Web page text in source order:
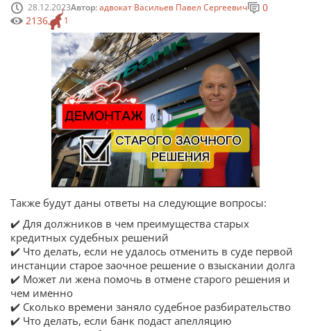
28.12.2023Автор:адвокат Васильев Павел Сергеевич
1
0
2136
Также будут даны ответы на следующие вопросы:
✔️ Для должников в чем преимущества старых
кредитных судебных решений
✔️ Что делать, если не удалось отменить в суде первой
инстанции старое заочное решение о взыскании долга
✔️ Может ли жена помочь в отмене старого решения и
чем именно
✔️ Сколько времени заняло судебное разбирательство
✔️ Что делать, если банк подаст апелляцию